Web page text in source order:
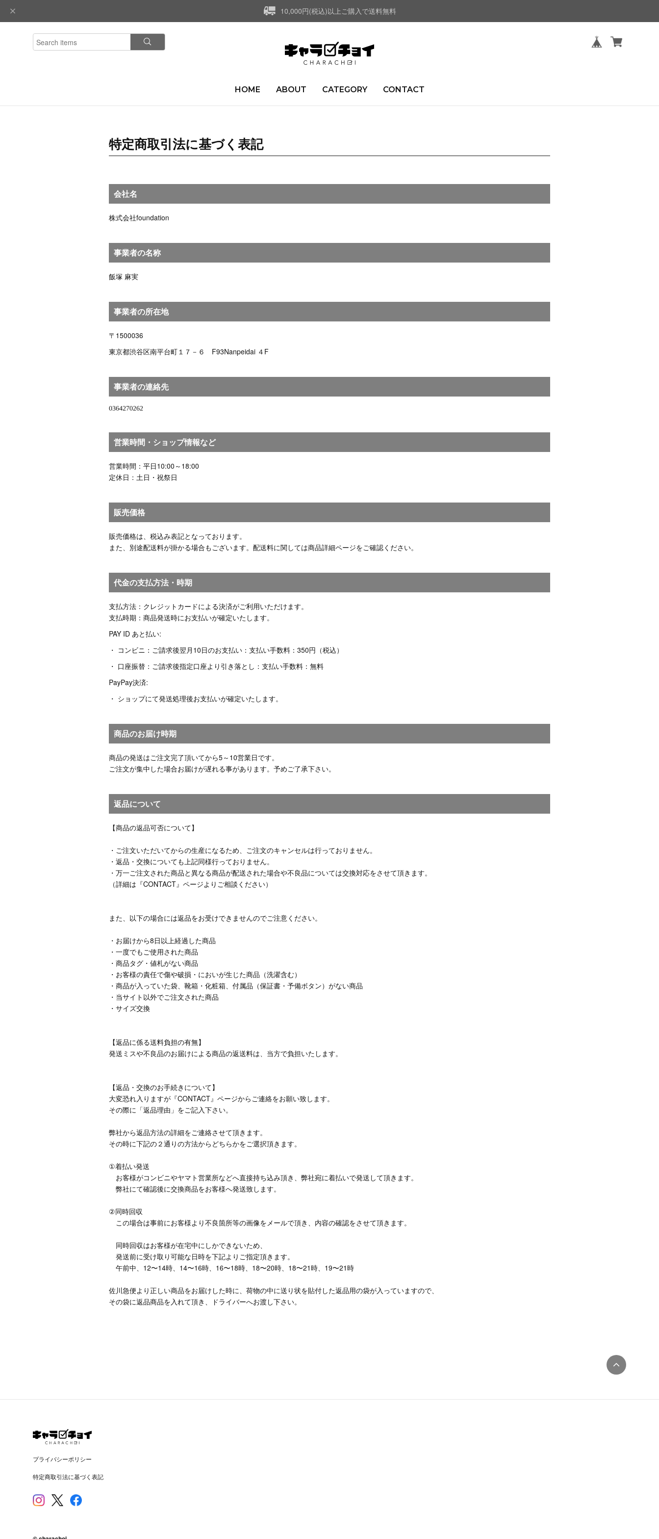
10,000円(税込)以上ご購入で送料無料
HOME ABOUT CATEGORY CONTACT
特定商取引法に基づく表記
会社名
株式会社foundation
事業者の名称
飯塚 麻実
事業者の所在地
〒1500036
東京都渋谷区南平台町１７－６ F93Nanpeidai ４F
事業者の連絡先
営業時間・ショップ情報など
営業時間：平日10:00～18:00
定休日：土日・祝祭日
販売価格
販売価格は、税込み表記となっております。
また、別途配送料が掛かる場合もございます。配送料に関しては商品詳細ページをご確認ください。
代金の支払方法・時期
支払方法：クレジットカードによる決済がご利用いただけます。
支払時期：商品発送時にお支払いが確定いたします。
PAY ID あと払い:
・ コンビニ：ご請求後翌月10日のお支払い：支払い手数料：350円（税込）
・ 口座振替：ご請求後指定口座より引き落とし：支払い手数料：無料
PayPay決済:
・ ショップにて発送処理後お支払いが確定いたします。
商品のお届け時期
商品の発送はご注文完了頂いてから5～10営業日です。
ご注文が集中した場合お届けが遅れる事があります。予めご了承下さい。
返品について
【商品の返品可否について】
・ご注文いただいてからの生産になるため、ご注文のキャンセルは行っておりません。
・返品・交換についても上記同様行っておりません。
・万一ご注文された商品と異なる商品が配送された場合や不良品については交換対応をさせて頂きます。
（詳細は『CONTACT』ページよりご相談ください）
また、以下の場合には返品をお受けできませんのでご注意ください。
・お届けから8日以上経過した商品
・一度でもご使用された商品
・商品タグ・値札がない商品
・お客様の責任で傷や破損・においが生じた商品（洗濯含む）
・商品が入っていた袋、靴箱・化粧箱、付属品（保証書・予備ボタン）がない商品
・当サイト以外でご注文された商品
・サイズ交換
【返品に係る送料負担の有無】
発送ミスや不良品のお届けによる商品の返送料は、当方で負担いたします。
【返品・交換のお手続きについて】
大変恐れ入りますが『CONTACT』ページからご連絡をお願い致します。
その際に「返品理由」をご記入下さい。
弊社から返品方法の詳細をご連絡させて頂きます。
その時に下記の２通りの方法からどちらかをご選択頂きます。
①着払い発送
お客様がコンビニやヤマト営業所などへ直接持ち込み頂き、弊社宛に着払いで発送して頂きます。
弊社にて確認後に交換商品をお客様へ発送致します。
②同時回収
この場合は事前にお客様より不良箇所等の画像をメールで頂き、内容の確認をさせて頂きます。
同時回収はお客様が在宅中にしかできないため、
発送前に受け取り可能な日時を下記よりご指定頂きます。
午前中、12〜14時、14〜16時、16〜18時、18〜20時、18〜21時、19〜21時
佐川急便より正しい商品をお届けした時に、荷物の中に送り状を貼付した返品用の袋が入っていますので、
その袋に返品商品を入れて頂き、ドライバーへお渡し下さい。
プライバシーポリシー
特定商取引法に基づく表記